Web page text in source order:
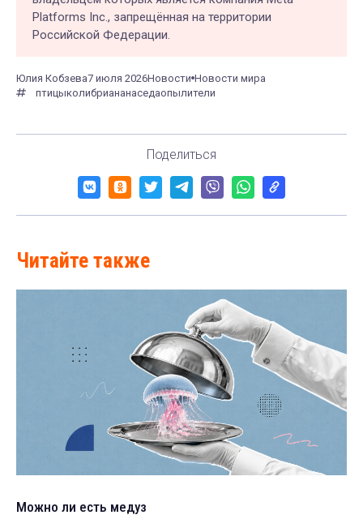
Platforms Inc., запрещённая на территории
Российской Федерации.
Юлия Кобзева7 июля 2026Новости Новости мира
птицыколибриананаседаопылители
Поделиться
Читайте также
Можно ли есть медуз